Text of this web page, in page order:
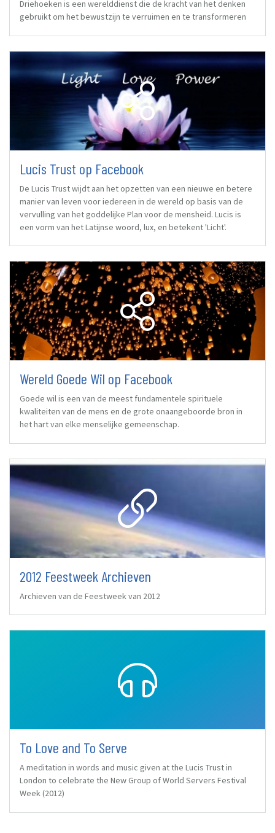
Driehoeken is een werelddienst die de kracht van het denken
gebruikt om het bewustzijn te verruimen en te transformeren
Lucis Trust op Facebook
De Lucis Trust wijdt aan het opzetten van een nieuwe en betere
manier van leven voor iedereen in de wereld op basis van de
vervulling van het goddelijke Plan voor de mensheid. Lucis is
een vorm van het Latijnse woord, lux, en betekent 'Licht'.
Wereld Goede Wil op Facebook
Goede wil is een van de meest fundamentele spirituele
kwaliteiten van de mens en de grote onaangeboorde bron in
het hart van elke menselijke gemeenschap.
2012 Feestweek Archieven
Archieven van de Feestweek van 2012
To Love and To Serve
A meditation in words and music given at the Lucis Trust in
London to celebrate the New Group of World Servers Festival
Week (2012)